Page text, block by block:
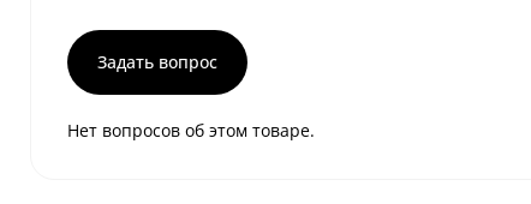
Задать вопрос
Нет вопросов об этом товаре.